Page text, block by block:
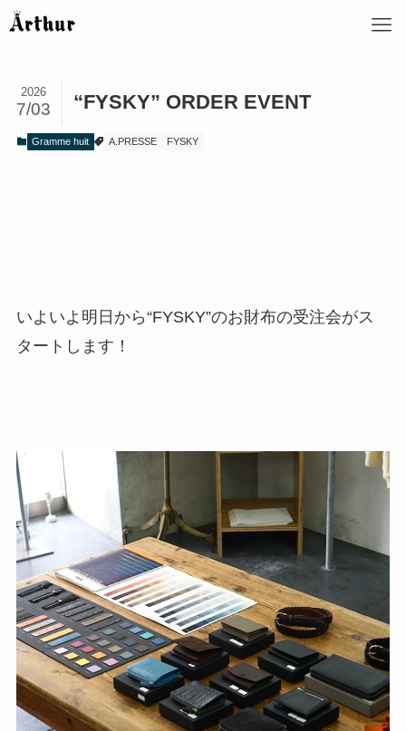
“FYSKY” ORDER EVENT
2026
7/03
Gramme huit A.PRESSE FYSKY
いよいよ明日から“FYSKY”のお財布の受注会がス
タートします！